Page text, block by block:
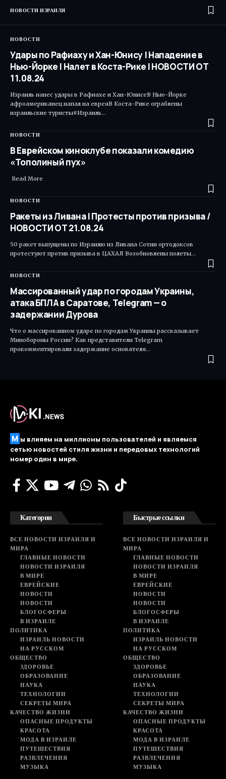
НОВОСТИ ИЗРАИЛЯ
НОВОСТИ
Удары по Рафиаху и Хан-Юнису | Нападение в
Нью-Йорке | Налет в Коста-Рике | НОВОСТИ ОТ
11.08.24
Израиль нанес удары в Рафиахе и Хан-ЮнисеВ Нью-Йорке
афроамериканец напал на евреяВ Коста-Рике ограблены
израильские туристы#Израиль…
НОВОСТИ
В Еврейском киноклубе показали комедию
«Тополиный пух»
Read More ​
НОВОСТИ
Ракеты из Ливана | Протесты против призыва /
НОВОСТИ ОТ 21.08.24
50 ракет выпущены по Израилю из Ливана Сотни ортодоксов
протестуют против призыва в ЦАХАЛ Возобновлены полеты…
НОВОСТИ
Массированный удар по городам Украины,
атака БПЛА в Саратове, Telegram — о
задержании Дурова
Что о массированном ударе по городам Украины рассказывает
Минобороны России? Как представители Telegram
прокомментировали задержание основателя…
М ы влияем на миллионы пользователей и являемся
сетью новостей стиля жизни и передовых технологий
номер один в мире.
Категории
ВСЕ НОВОСТИ ИЗРАИЛЯ И
МИРА
ГЛАВНЫЕ НОВОСТИ
НОВОСТИ ИЗРАИЛЯ
В МИРЕ
ЕВРЕЙСКИЕ
НОВОСТИ
НОВОСТИ
БЛОГОСФЕРЫ
В ИЗРАИЛЕ
ПОЛИТИКА
ИЗРАИЛЬ НОВОСТИ
НА РУССКОМ
ОБЩЕСТВО
ЗДОРОВЬЕ
ОБРАЗОВАНИЕ
НАУКА
ТЕХНОЛОГИИ
СЕКРЕТЫ МИРА
КАЧЕСТВО ЖИЗНИ
ОПАСНЫЕ ПРОДУКТЫ
КРАСОТА
МОДА В ИЗРАИЛЕ
ПУТЕШЕСТВИЯ
РАЗВЛЕЧЕНИЯ
МУЗЫКА
Быстрые ссылки
ВСЕ НОВОСТИ ИЗРАИЛЯ И
МИРА
ГЛАВНЫЕ НОВОСТИ
НОВОСТИ ИЗРАИЛЯ
В МИРЕ
ЕВРЕЙСКИЕ
НОВОСТИ
НОВОСТИ
БЛОГОСФЕРЫ
В ИЗРАИЛЕ
ПОЛИТИКА
ИЗРАИЛЬ НОВОСТИ
НА РУССКОМ
ОБЩЕСТВО
ЗДОРОВЬЕ
ОБРАЗОВАНИЕ
НАУКА
ТЕХНОЛОГИИ
СЕКРЕТЫ МИРА
КАЧЕСТВО ЖИЗНИ
ОПАСНЫЕ ПРОДУКТЫ
КРАСОТА
МОДА В ИЗРАИЛЕ
ПУТЕШЕСТВИЯ
РАЗВЛЕЧЕНИЯ
МУЗЫКА